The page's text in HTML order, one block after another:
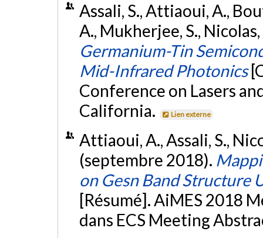
Assali, S., Attiaoui, A.,
A., Mukherjee, S.,
Germanium-Tin
Mid-Infrared Photonics
Conference on Lasers
California.
Lien externe
Attiaoui, A., Assali, S.,
(septembre 2018).
on Gesn Band Structure
[Résumé]. AiMES 2018
dans ECS Meeting